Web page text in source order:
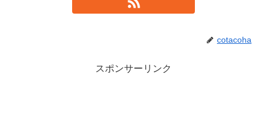
cotacoha
スポンサーリンク